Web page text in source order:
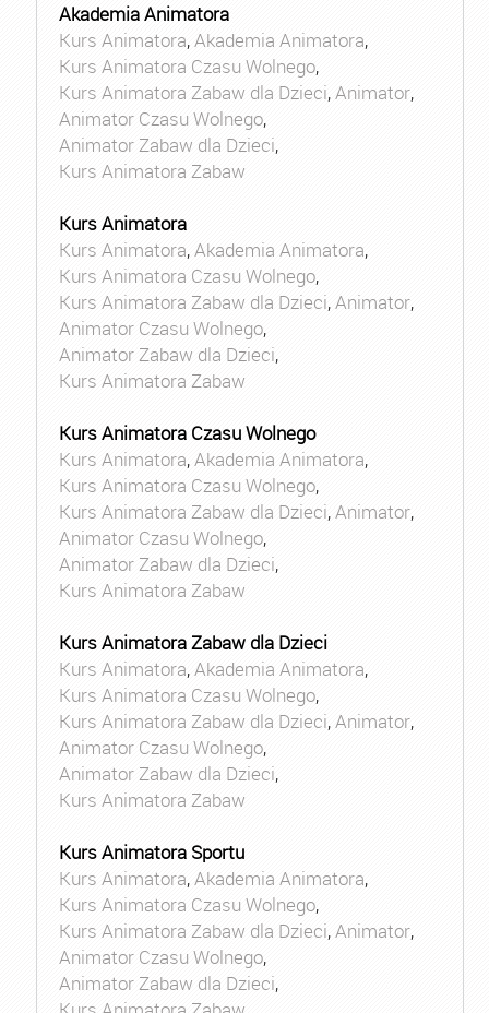
Akademia Animatora
Kurs Animatora,Akademia Animatora,
Kurs Animatora Czasu Wolnego,
Kurs Animatora Zabaw dla Dzieci,Animator,
Animator Czasu Wolnego,
Animator Zabaw dla Dzieci,
Kurs Animatora Zabaw
Kurs Animatora
Kurs Animatora,Akademia Animatora,
Kurs Animatora Czasu Wolnego,
Kurs Animatora Zabaw dla Dzieci,Animator,
Animator Czasu Wolnego,
Animator Zabaw dla Dzieci,
Kurs Animatora Zabaw
Kurs Animatora Czasu Wolnego
Kurs Animatora,Akademia Animatora,
Kurs Animatora Czasu Wolnego,
Kurs Animatora Zabaw dla Dzieci,Animator,
Animator Czasu Wolnego,
Animator Zabaw dla Dzieci,
Kurs Animatora Zabaw
Kurs Animatora Zabaw dla Dzieci
Kurs Animatora,Akademia Animatora,
Kurs Animatora Czasu Wolnego,
Kurs Animatora Zabaw dla Dzieci,Animator,
Animator Czasu Wolnego,
Animator Zabaw dla Dzieci,
Kurs Animatora Zabaw
Kurs Animatora Sportu
Kurs Animatora,Akademia Animatora,
Kurs Animatora Czasu Wolnego,
Kurs Animatora Zabaw dla Dzieci,Animator,
Animator Czasu Wolnego,
Animator Zabaw dla Dzieci,